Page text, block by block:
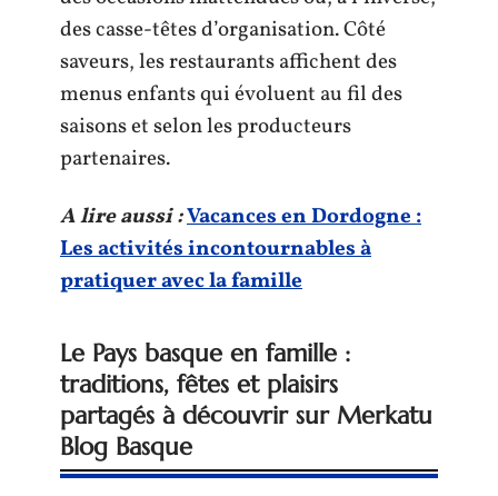
des casse-têtes d’organisation. Côté
saveurs, les restaurants affichent des
menus enfants qui évoluent au fil des
saisons et selon les producteurs
partenaires.
A lire aussi :Vacances en Dordogne :
Les activités incontournables à
pratiquer avec la famille
Le Pays basque en famille :
traditions, fêtes et plaisirs
partagés à découvrir sur Merkatu
Blog Basque